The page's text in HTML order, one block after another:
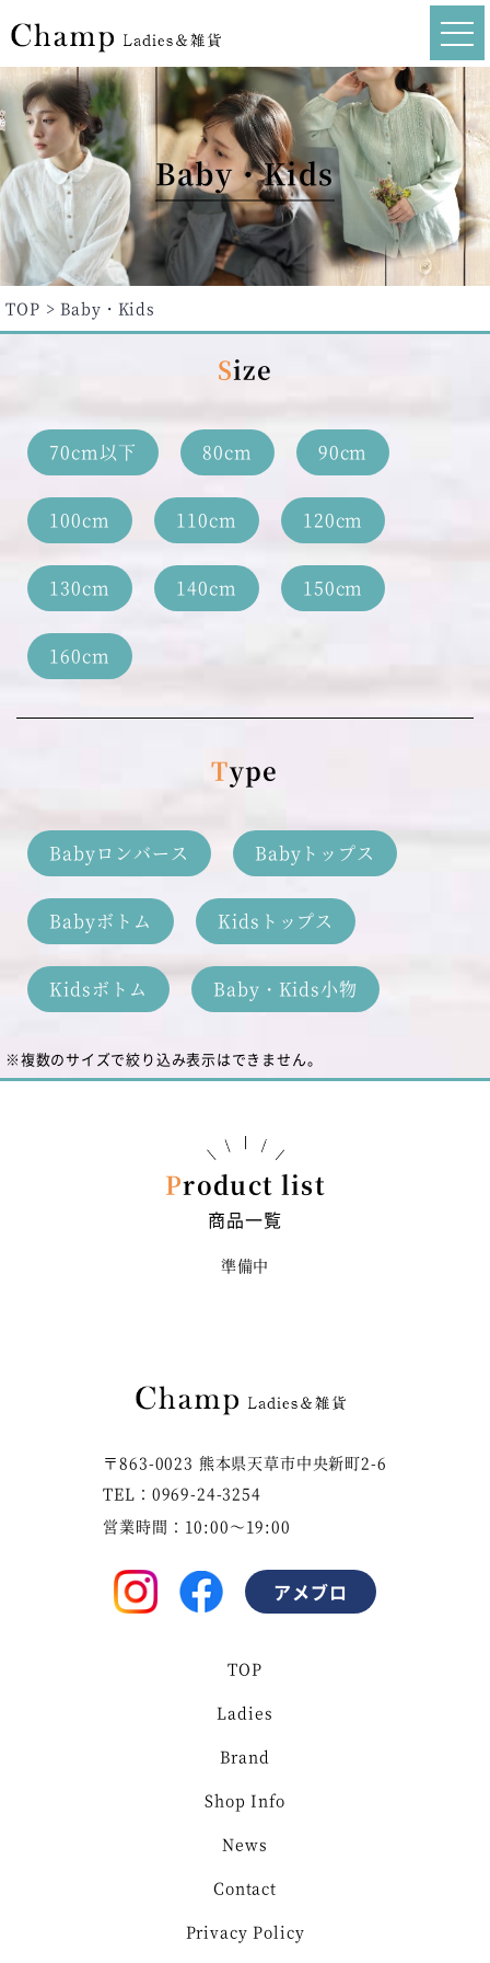
Baby・Kids
TOP Baby・Kids
※複数のサイズで絞り込み表示はできません。
Size
70cm以下 80cm 90cm
100cm 110cm 120cm
130cm 140cm 150cm
160cm
Type
Babyロンバース Babyトップス
Babyボトム Kidsトップス
Kidsボトム Baby・Kids小物
Product list
商品一覧
準備中
〒863-0023 熊本県天草市中央新町2-6
TEL：0969-24-3254
営業時間：10:00～19:00
アメブロ
TOP
Ladies
Brand
Shop Info
News
Contact
Privacy Policy